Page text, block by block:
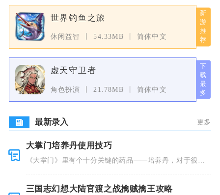
世界钓鱼之旅
休闲益智 54.33MB 简体中文
虚天守卫者
角色扮演 21.78MB 简体中文
最新录入 更多
大掌门培养丹使用技巧
《大掌门》里有个十分关键的药品——培养丹，对于很多
三国志幻想大陆官渡之战擒贼擒王攻略